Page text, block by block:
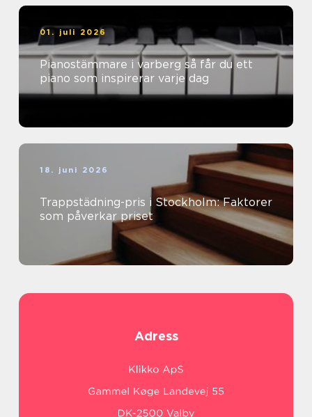
01. juli 2026
Pianostämmare i varberg så får du ett
piano som inspirerar varje dag
18. juni 2026
Trappstädning-pris i Stockholm: Faktorer
som påverkar priset
Adress